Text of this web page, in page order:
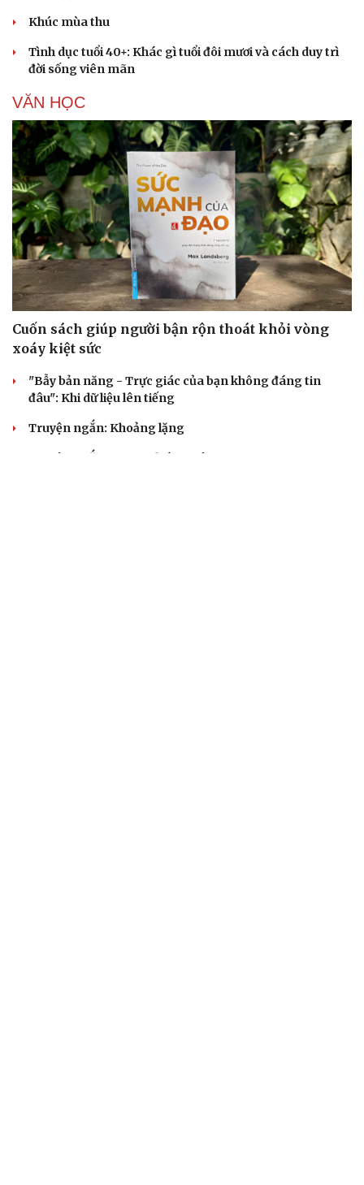
Khúc mùa thu
Tình dục tuổi 40+: Khác gì tuổi đôi mươi và cách duy trì
đời sống viên mãn
VĂN HỌC
Cuốn sách giúp người bận rộn thoát khỏi vòng
xoáy kiệt sức
"Bẫy bản năng - Trực giác của bạn không đáng tin
đâu": Khi dữ liệu lên tiếng
Truyện ngắn: Khoảng lặng
Truyện ngắn "Trong đoàn quân"